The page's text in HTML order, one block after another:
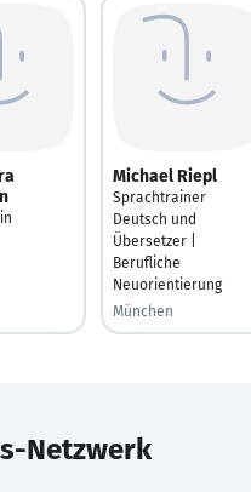
Michael Riepl
Sprachtrainer
Deutsch und
Übersetzer |
Berufliche
Neuorientierung
München
Netzwerk